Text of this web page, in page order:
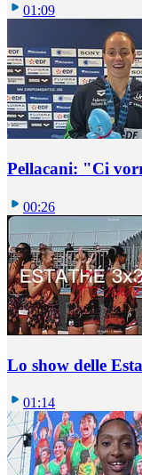
01:09
Pellacani: "Ci
00:26
Lo show delle
01:14